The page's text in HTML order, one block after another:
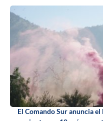
El Comando Sur anuncia